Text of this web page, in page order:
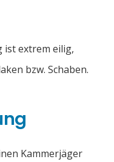
ist extrem eilig,
bzw. Schaben.
Kammerjäger